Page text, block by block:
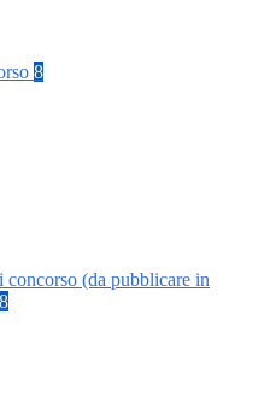
8
concorso (da pubblicare in
8